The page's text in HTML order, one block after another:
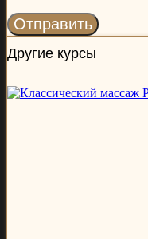
Отправить
Другие курсы